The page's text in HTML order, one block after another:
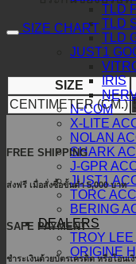
TLD
TLD
TLD
JUST1
IRIS
N-COM
X-LITE
NOLAN
SHARK
J-GPR
JUST1
TORC
BERING
DEALERS
TROY
ORIGINE
SIZE CHART
SIZE
CENTIMETER (CM.)
FREE SHIPPING
ส่งฟรี เมื่อสั่งซื้อขั้นต่ำ 5,000 บาท
SAFE PAYMENT
ชำระเงินด้วยบัตรเครดิต หรือโอนเ